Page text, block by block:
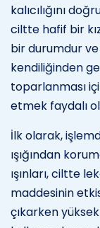
kalıcılığını
ciltte hafif bir
bir durumdur
kendiliğinden
toparlanması
etmek faydalı
İlk olarak,
ışığından
ışınları, ciltte
maddesinin
çıkarken